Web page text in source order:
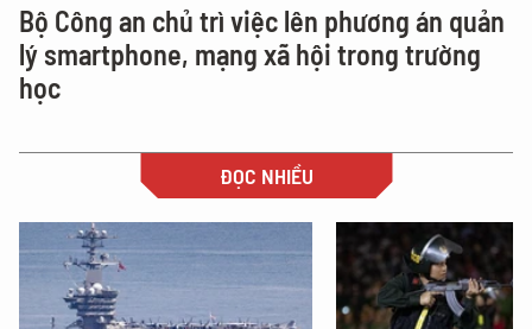
Bộ Công an chủ trì việc lên phương án quản
lý smartphone, mạng xã hội trong trường
học
ĐỌC NHIỀU